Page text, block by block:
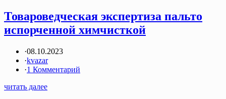
Товароведческая экспертиза пальто
испорченной химчисткой
·08.10.2023
·kvazar
·1 Комментарий
читать далее